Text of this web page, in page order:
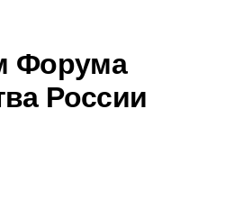
Форума
России